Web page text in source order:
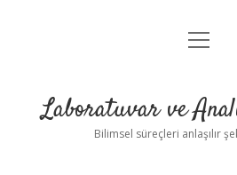
Anasayfa
Yasal Uyarı
menüyü
Laboratuvar ve
Bilimsel süreçleri anlaşılır